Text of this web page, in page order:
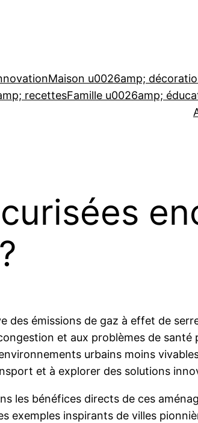
Maison u0026amp;
recettesFamille u0026amp;
des émissions de gaz à effet de
et aux problèmes de santé
urbains moins
et à explorer des solutions
bénéfices directs de ces
exemples inspirants de villes